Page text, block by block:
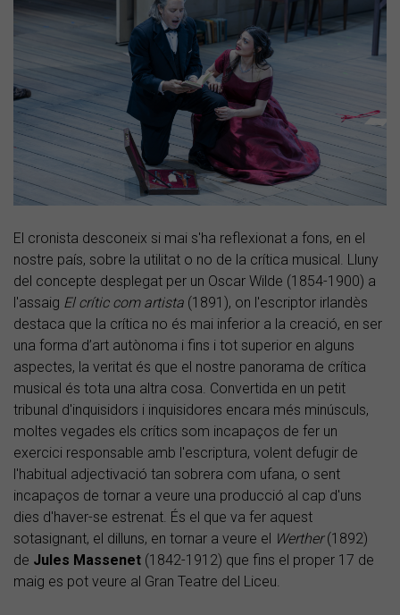
El cronista desconeix si mai s'ha reflexionat a fons, en el
nostre país, sobre la utilitat o no de la crítica musical. Lluny
del concepte desplegat per un Oscar Wilde (1854-1900) a
l'assaig El crític com artista (1891), on l'escriptor irlandès
destaca que la crítica no és mai inferior a la creació, en ser
una forma d’art autònoma i fins i tot superior en alguns
aspectes, la veritat és que el nostre panorama de crítica
musical és tota una altra cosa. Convertida en un petit
tribunal d'inquisidors i inquisidores encara més minúsculs,
moltes vegades els crítics som incapaços de fer un
exercici responsable amb l'escriptura, volent defugir de
l'habitual adjectivació tan sobrera com ufana, o sent
incapaços de tornar a veure una producció al cap d'uns
dies d'haver-se estrenat. És el que va fer aquest
sotasignant, el dilluns, en tornar a veure el Werther(1892)
de Jules Massenet (1842-1912) que fins el proper 17 de
maig es pot veure al Gran Teatre del Liceu.